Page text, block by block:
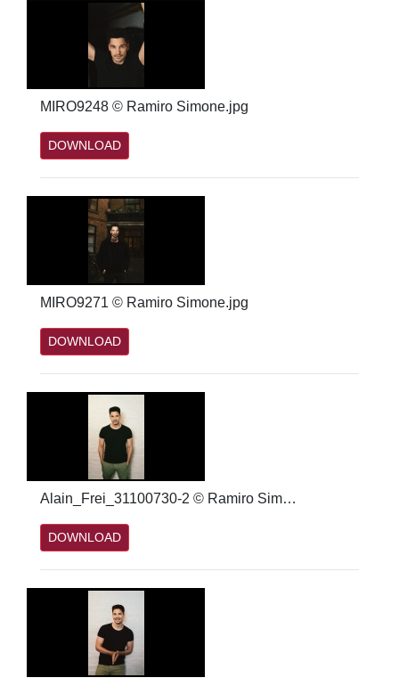
MIRO9248 © Ramiro Simone.jpg
DOWNLOAD
MIRO9271 © Ramiro Simone.jpg
DOWNLOAD
Alain_Frei_31100730-2 © Ramiro Simone.jpg
DOWNLOAD